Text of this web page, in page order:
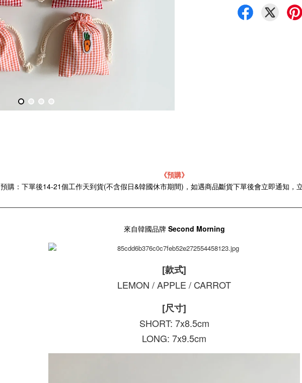
《預購》
預購：下單後14-21個工作天到貨(不含假日&韓國休市期間)，如遇商品斷貨下單後會立即通知，立
來自韓國品牌Second Morning
[款式]
LEMON / APPLE / CARROT
[尺寸]
SHORT: 7x8.5cm
LONG: 7x9.5cm